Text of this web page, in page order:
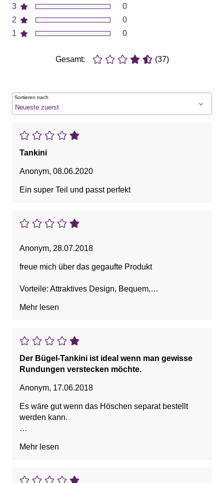
3
2
1
0
0
0
Gesamt: (37)
Sortieren nach
Tankini
Anonym, 08.06.2020
Ein super Teil und passt perfekt
Anonym, 28.07.2018
freue mich über das gegaufte Produkt
Vorteile: Attraktives Design, Bequem,
Mehr lesen
Der Bügel-Tankini ist ideal wenn man gewisse
Rundungen verstecken möchte.
Anonym, 17.06.2018
Es wäre gut wenn das Höschen separat bestellt
werden kann.
Mehr lesen